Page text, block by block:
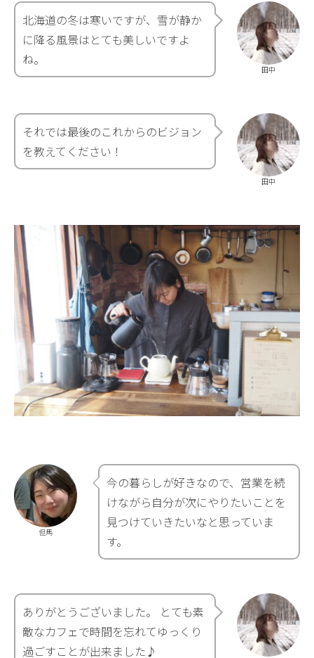
田中
北海道の冬は寒いですが、雪が静か
に降る風景はとても美しいですよ
ね。
田中
それでは最後のこれからのビジョン
を教えてください！
但馬
今の暮らしが好きなので、営業を続
けながら自分が次にやりたいことを
見つけていきたいなと思っていま
す。
ありがとうございました。 とても素
敵なカフェで時間を忘れてゆっくり
過ごすことが出来ました♪